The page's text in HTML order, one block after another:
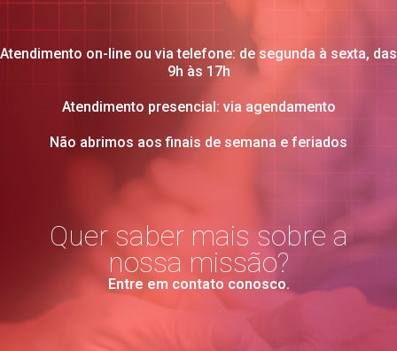
Atendimento on-line ou via telefone: de segunda à sexta, das
9h às 17h
Atendimento presencial: via agendamento
Não abrimos aos finais de semana e feriados
Quer saber mais sobre a
nossa missão?
Entre em contato conosco.